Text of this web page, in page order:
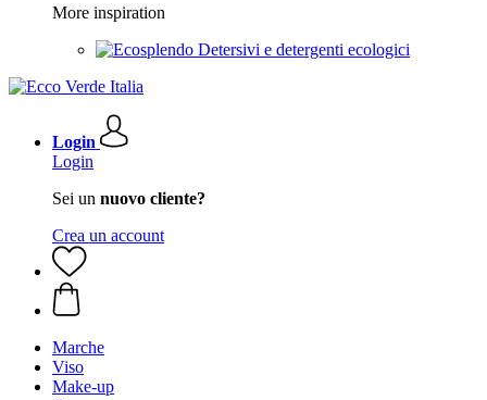
More inspiration
Detersivi e detergenti ecologici
Login
Login
Sei un nuovo cliente?
Crea un account
Marche
Viso
Make-up